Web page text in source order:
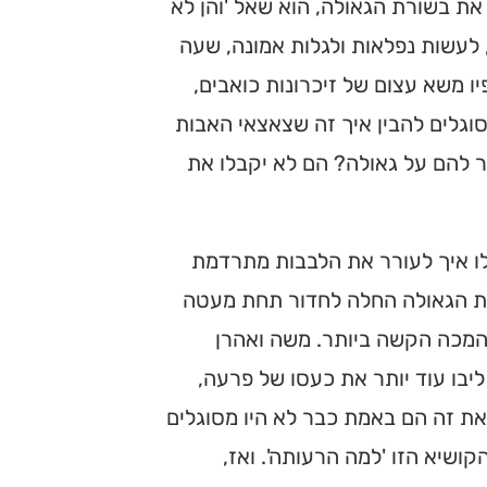
בשורת הגאולה, הוא שאל 'והן לא
לעשות נפלאות ולגלות אמונה, שעה
משא עצום של זיכרונות כואבים,
להבין איך זה שצאצאי האבות
להם על גאולה? הם לא יקבלו את
איך לעורר את הלבבות מתרדמת
הגאולה החלה לחדור תחת מעטה
הקשה ביותר. משה ואהרן
עוד יותר את כעסו של פרעה,
את זה הם באמת כבר לא היו מסוגלים
הזו 'למה הרעותה'. ואז,